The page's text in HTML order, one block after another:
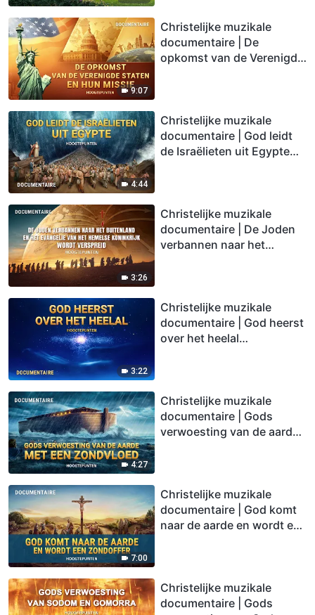
9:07
Christelijke muzikale
documentaire | De
opkomst van de Verenigde
4:44
Christelijke muzikale
documentaire | God leidt
de Israëlieten uit Egypte
3:26
Christelijke muzikale
documentaire | De Joden
verbannen naar het
(Hoogtepunten)
3:22
Christelijke muzikale
documentaire | God heerst
over het heelal
4:27
Christelijke muzikale
documentaire | Gods
verwoesting van de aarde
7:00
Christelijke muzikale
documentaire | God komt
naar de aarde en wordt een
Christelijke muzikale
documentaire | Gods